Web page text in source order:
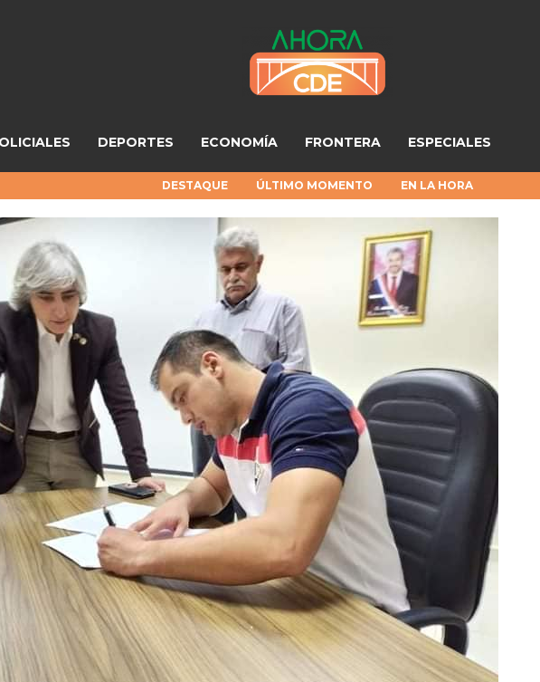
DEPORTES ECONOMÍA FRONTERA ESPECIALES
DESTAQUE ÚLTIMO MOMENTO EN LA HORA